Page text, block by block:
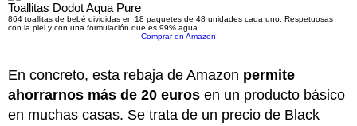
Toallitas Dodot Aqua Pure
864 toallitas de bebé divididas en 18 paquetes de 48 unidades cada uno. Respetuosas
con la piel y con una formulación que es 99% agua.
Comprar en Amazon
En concreto, esta rebaja de Amazon permite
ahorrarnos más de 20 euros en un producto básico
en muchas casas. Se trata de un precio de Black